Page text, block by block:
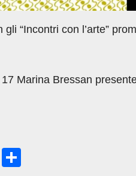
“Incontri con l’arte”
Marina Bressan
E